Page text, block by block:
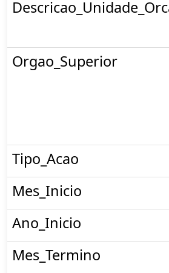
Orgao_Superior
Tipo_Acao
Mes_Inicio
Ano_Inicio
Mes_Termino